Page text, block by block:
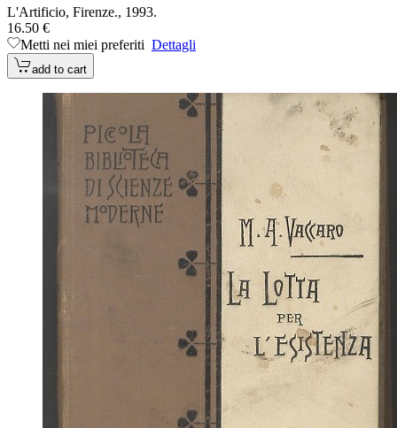
L'Artificio, Firenze., 1993.
16.50 €
Metti nei miei preferiti Dettagli
add to cart